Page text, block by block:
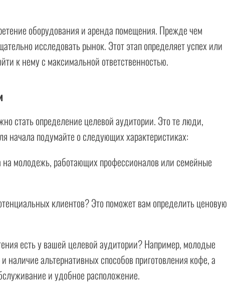
оборудования и аренда помещения. Прежде чем
исследовать рынок. Этот этап определяет успех или
к нему с максимальной ответственностью.
стать определение целевой аудитории. Это те люди,
начала подумайте о следующих характеристиках:
молодежь, работающих профессионалов или семейные
клиентов? Это поможет вам определить ценовую
есть у вашей целевой аудитории? Например, молодые
альтернативных способов приготовления кофе, а
и удобное расположение.